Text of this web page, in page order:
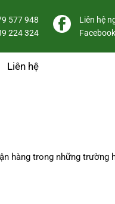
577 948
224 324
Liên hệ
Facebook
Liên hệ
hàng trong những trường